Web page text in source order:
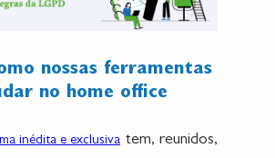
nossas ferramentas
no home office
inédita e exclusiva tem, reunidos,